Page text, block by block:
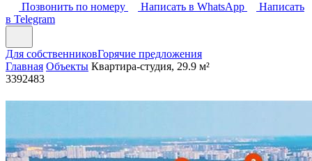
Позвонить по номеру
Написать в WhatsApp
Написать
в Telegram
Для собственниковГорячие предложения
Главная Объекты Квартира-студия, 29.9 м²
3392483